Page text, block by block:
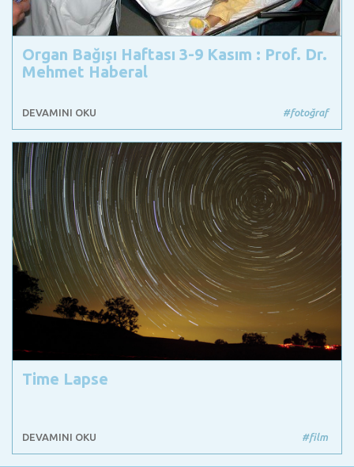
Organ Bağışı Haftası 3-9 Kasım : Prof. Dr.
Mehmet Haberal
DEVAMINI OKU #fotoğraf
Time Lapse
DEVAMINI OKU #film